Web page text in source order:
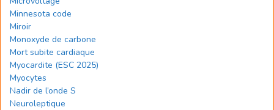
Minnesota code
Miroir
Monoxyde de carbone
Mort subite cardiaque
Myocardite (ESC 2025)
Myocytes
Nadir de l’onde S
Neuroleptique